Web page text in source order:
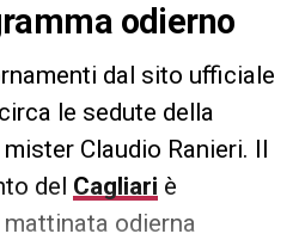
odierno
dal sito ufficiale
le sedute della
Claudio Ranieri. Il
del Cagliari è
odierna